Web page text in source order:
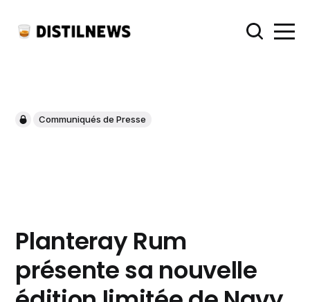
Communiqués de Presse
Planteray Rum
présente sa nouvelle